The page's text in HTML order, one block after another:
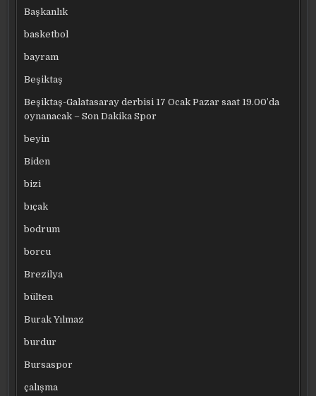
Başkanlık
basketbol
bayram
Beşiktaş
Beşiktaş-Galatasaray derbisi 17 Ocak Pazar saat 19.00’da
oynanacak – Son Dakika Spor
beyin
Biden
bizi
bıçak
bodrum
borcu
Brezilya
bülten
Burak Yılmaz
burdur
Bursaspor
çalışma